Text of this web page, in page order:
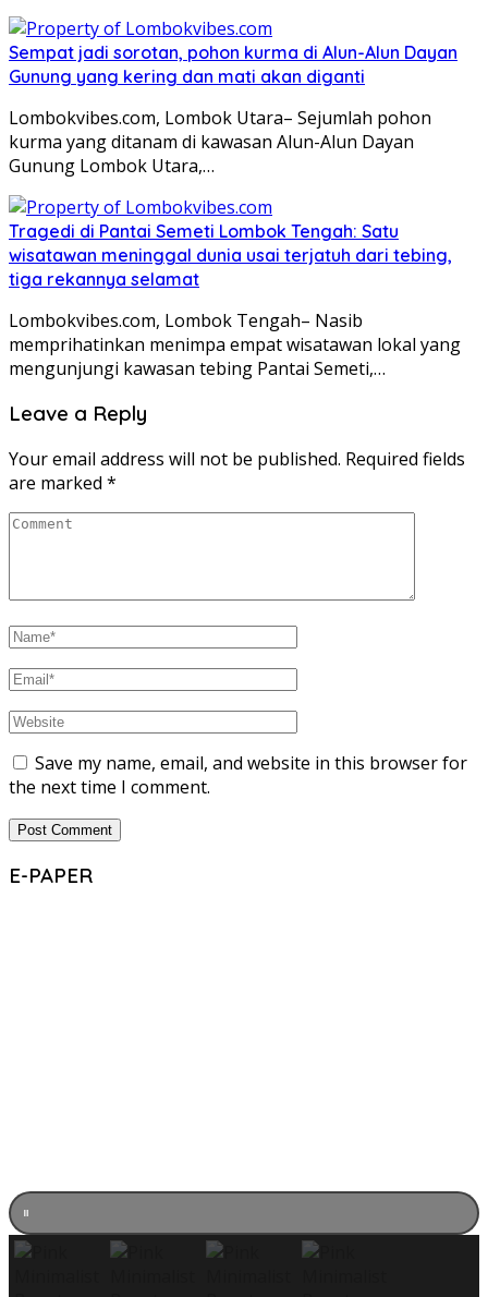
Sempat jadi sorotan, pohon kurma di Alun-Alun Dayan
Gunung yang kering dan mati akan diganti
Lombokvibes.com, Lombok Utara– Sejumlah pohon
kurma yang ditanam di kawasan Alun-Alun Dayan
Gunung Lombok Utara,…
Tragedi di Pantai Semeti Lombok Tengah: Satu
wisatawan meninggal dunia usai terjatuh dari tebing,
tiga rekannya selamat
Lombokvibes.com, Lombok Tengah– Nasib
memprihatinkan menimpa empat wisatawan lokal yang
mengunjungi kawasan tebing Pantai Semeti,…
Leave a Reply
Your email address will not be published. Required fields
are marked *
Save my name, email, and website in this browser for
the next time I comment.
E-PAPER